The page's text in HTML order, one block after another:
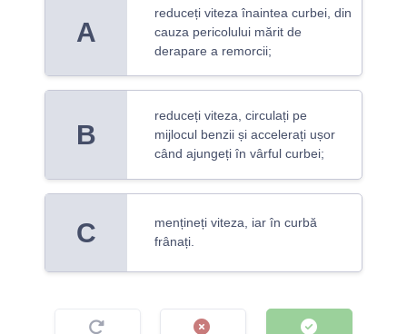
A
reduceți viteza înaintea curbei, din
cauza pericolului mărit de
derapare a remorcii;
B
reduceți viteza, circulați pe
mijlocul benzii și accelerați ușor
când ajungeți în vârful curbei;
C
mențineți viteza, iar în curbă
frânați.